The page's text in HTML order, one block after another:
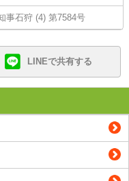
事石狩 (4) 第7584号
LINEで共有する